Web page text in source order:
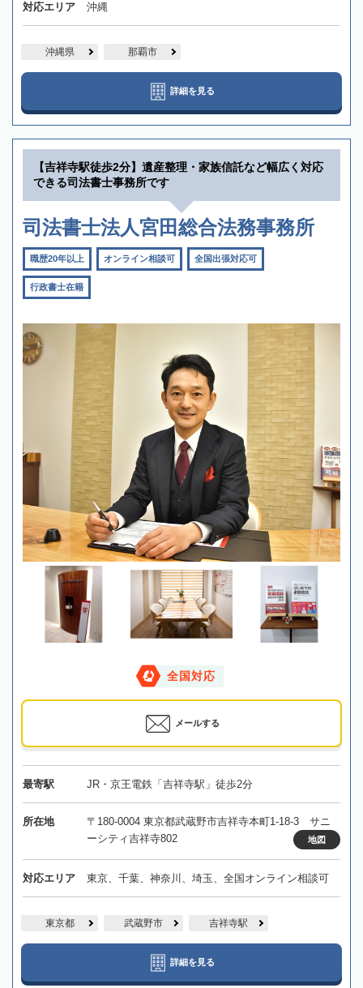
対応エリア 沖縄
沖縄県 那覇市
詳細を見る
【吉祥寺駅徒歩2分】遺産整理・家族信託など幅広く対応
できる司法書士事務所です
司法書士法人宮田総合法務事務所
職歴20年以上 オンライン相談可 全国出張対応可
行政書士在籍
全国対応
メールする
最寄駅 JR・京王電鉄「吉祥寺駅」徒歩2分
所在地
〒180-0004 東京都武蔵野市吉祥寺本町1-18-3 サニ
ーシティ吉祥寺802
地図
対応エリア 東京、千葉、神奈川、埼玉、全国オンライン相談可
東京都 武蔵野市 吉祥寺駅
詳細を見る